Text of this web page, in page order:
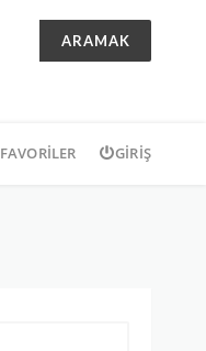
ARAMAK
FAVORILER GIRIŞ